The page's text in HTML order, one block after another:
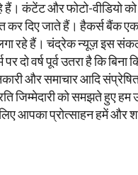
हैं। कंटेंट और फोटो-वीडियो
कर दिए जाते हैं। हैकर्स बैंक
रहे हैं। चंद्रेक न्यूज़ इस
पर दो वर्ष पूर्व उतरा है कि
और समाचार आदि
जिम्मेदारी को समझते हुए
आपका प्रोत्साहन हमें और